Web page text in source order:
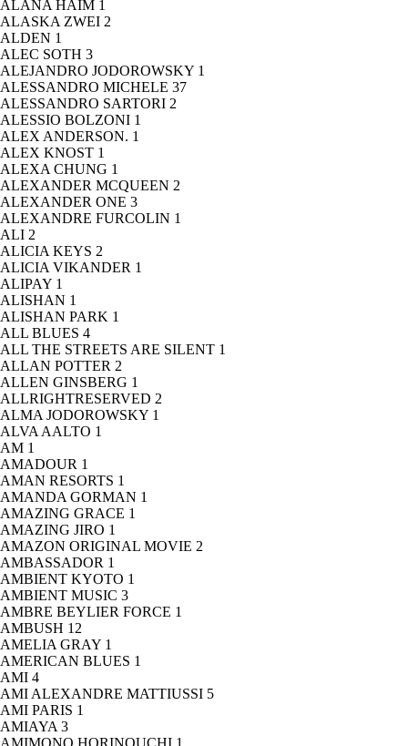
ALANA HAIM 1
ALASKA ZWEI 2
ALDEN 1
ALEC SOTH 3
ALEJANDRO JODOROWSKY 1
ALESSANDRO MICHELE 37
ALESSANDRO SARTORI 2
ALESSIO BOLZONI 1
ALEX ANDERSON. 1
ALEX KNOST 1
ALEXA CHUNG 1
ALEXANDER MCQUEEN 2
ALEXANDER ONE 3
ALEXANDRE FURCOLIN 1
ALI 2
ALICIA KEYS 2
ALICIA VIKANDER 1
ALIPAY 1
ALISHAN 1
ALISHAN PARK 1
ALL BLUES 4
ALL THE STREETS ARE SILENT 1
ALLAN POTTER 2
ALLEN GINSBERG 1
ALLRIGHTRESERVED 2
ALMA JODOROWSKY 1
ALVA AALTO 1
AM 1
AMADOUR 1
AMAN RESORTS 1
AMANDA GORMAN 1
AMAZING GRACE 1
AMAZING JIRO 1
AMAZON ORIGINAL MOVIE 2
AMBASSADOR 1
AMBIENT KYOTO 1
AMBIENT MUSIC 3
AMBRE BEYLIER FORCE 1
AMBUSH 12
AMELIA GRAY 1
AMERICAN BLUES 1
AMI 4
AMI ALEXANDRE MATTIUSSI 5
AMI PARIS 1
AMIAYA 3
AMIMONO HORINOUCHI 1